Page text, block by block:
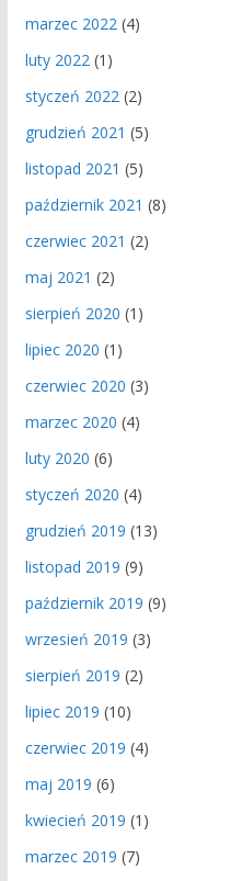
marzec 2022(4)
luty 2022(1)
styczeń 2022(2)
grudzień 2021 (5)
listopad 2021 (5)
październik 2021 (8)
czerwiec 2021 (2)
maj 2021 (2)
sierpień 2020 (1)
lipiec 2020 (1)
czerwiec 2020 (3)
marzec 2020 (4)
luty 2020 (6)
styczeń 2020 (4)
grudzień 2019 (13)
listopad 2019 (9)
październik 2019 (9)
wrzesień 2019 (3)
sierpień 2019 (2)
lipiec 2019 (10)
czerwiec 2019 (4)
maj 2019 (6)
kwiecień 2019 (1)
marzec 2019 (7)